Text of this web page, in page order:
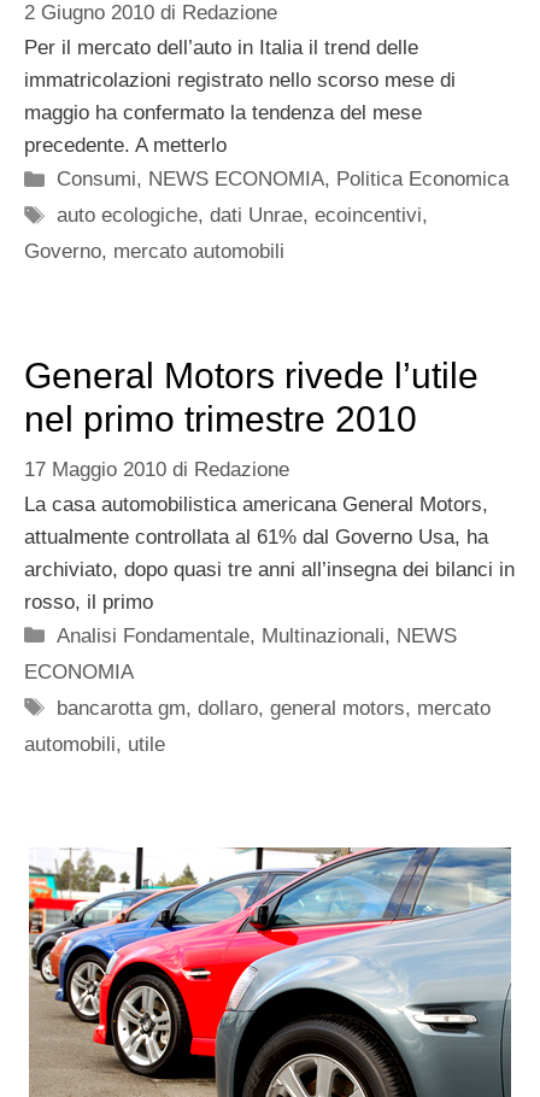
2 Giugno 2010 di Redazione
Per il mercato dell’auto in Italia il trend delle
immatricolazioni registrato nello scorso mese di
maggio ha confermato la tendenza del mese
precedente. A metterlo
Categorie
Consumi, NEWS ECONOMIA, Politica Economica
Tag
auto ecologiche,dati Unrae,ecoincentivi,
Governo, mercato automobili
General Motors rivede l’utile
nel primo trimestre 2010
17 Maggio 2010 di Redazione
La casa automobilistica americana General Motors,
attualmente controllata al 61% dal Governo Usa, ha
archiviato, dopo quasi tre anni all’insegna dei bilanci in
rosso, il primo
Categorie
Analisi Fondamentale, Multinazionali, NEWS
ECONOMIA
Tag
bancarotta gm,dollaro,general motors, mercato
automobili, utile